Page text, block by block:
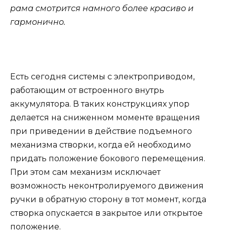
рама смотрится намного более красиво и
гармонично.
Есть сегодня системы с электроприводом,
работающим от встроенного внутрь
аккумулятора. В таких конструкциях упор
делается на сниженном моменте вращения
при приведении в действие подъемного
механизма створки, когда ей необходимо
придать положение бокового перемещения.
При этом сам механизм исключает
возможность неконтролируемого движения
ручки в обратную сторону в тот момент, когда
створка опускается в закрытое или открытое
положение.